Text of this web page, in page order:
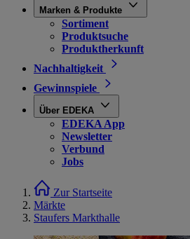
Marken & Produkte
Sortiment
Produktsuche
Produktherkunft
Nachhaltigkeit
Gewinnspiele
Über EDEKA
EDEKA App
Newsletter
Verbund
Jobs
Zur Startseite
Märkte
Staufers Markthalle